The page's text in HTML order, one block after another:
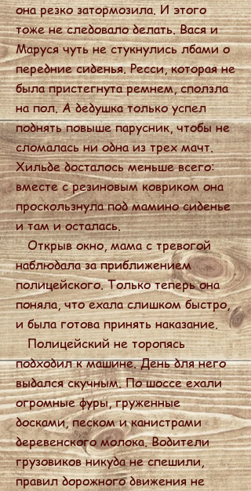
она резко затормозила. И этого
тоже не следовало делать. Вася и
Маруся чуть не стукнулись лбами о
передние сиденья. Ресси, которая не
была пристегнута ремнем, сползла
на пол. А дедушка только успел
поднять повыше парусник, чтобы не
сломалась ни одна из трех мачт.
Хильде досталось меньше всего:
вместе с резиновым ковриком она
проскользнула под мамино сиденье
и там и осталась.
Открыв окно, мама с тревогой
наблюдала за приближением
полицейского. Только теперь она
поняла, что ехала слишком быстро,
и была готова принять наказание.
Полицейский не торопясь
подходил к машине. День для него
выдался скучным. По шоссе ехали
огромные фуры, груженные
досками, песком и канистрами
деревенского молока. Водители
грузовиков никуда не спешили,
правил дорожного движения не